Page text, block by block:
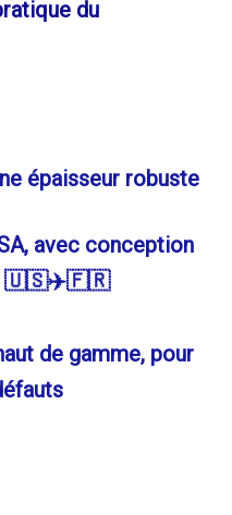
du
épaisseur robuste
avec conception
🇺🇸✈️🇫🇷
de gamme, pour